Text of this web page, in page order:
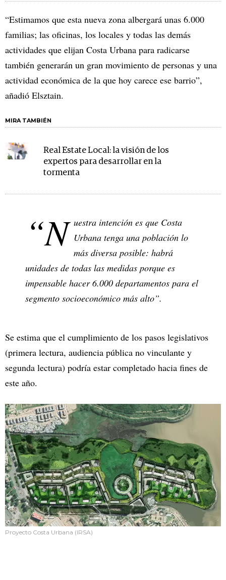
“Estimamos que esta nueva zona albergará unas 6.000
familias; las oficinas, los locales y todas las demás
actividades que elijan Costa Urbana para radicarse
también generarán un gran movimiento de personas y una
actividad económica de la que hoy carece ese barrio”,
añadió Elsztain.
MIRA TAMBIÉN
Real Estate Local: la visión de los
expertos para desarrollar en la
tormenta
“N uestra intención es que Costa
Urbana tenga una población lo
más diversa posible: habrá
unidades de todas las medidas porque es
impensable hacer 6.000 departamentos para el
segmento socioeconómico más alto”.
Se estima que el cumplimiento de los pasos legislativos
(primera lectura, audiencia pública no vinculante y
segunda lectura) podría estar completado hacia fines de
este año.
Proyecto Costa Urbana (IRSA)